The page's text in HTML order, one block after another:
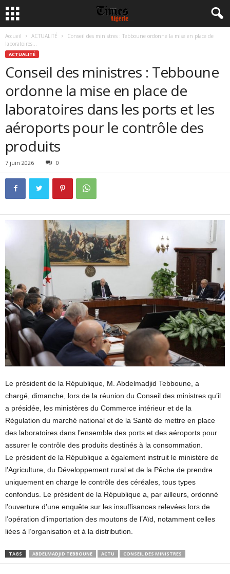
Accueil ACTUALITÉ
Conseil des ministres : Tebboune ordonne la mise en place de
laboratoires...
ACTUALITÉ
Conseil des ministres : Tebboune
ordonne la mise en place de
laboratoires dans les ports et les
aéroports pour le contrôle des
produits
7 juin 2026 0
Le président de la République, M. Abdelmadjid Tebboune, a
chargé, dimanche, lors de la réunion du Conseil des ministres qu’il
a présidée, les ministères du Commerce intérieur et de la
Régulation du marché national et de la Santé de mettre en place
des laboratoires dans l’ensemble des ports et des aéroports pour
assurer le contrôle des produits destinés à la consommation.
Le président de la République a également instruit le ministère de
l’Agriculture, du Développement rural et de la Pêche de prendre
uniquement en charge le contrôle des céréales, tous types
confondus. Le président de la République a, par ailleurs, ordonné
l’ouverture d’une enquête sur les insuffisances relevées lors de
l’opération d’importation des moutons de l’Aïd, notamment celles
liées à l’organisation et à la distribution.
TAGS ABDELMADJID TEBBOUNE ACTU CONSEIL DES MINISTRES